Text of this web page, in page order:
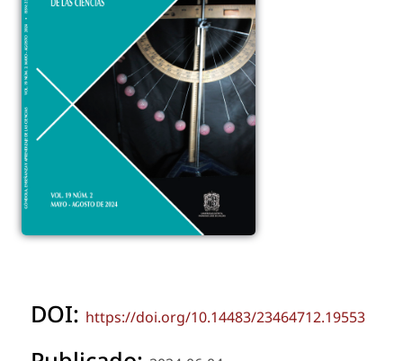
DOI: https://doi.org/10.14483/23464712.19553